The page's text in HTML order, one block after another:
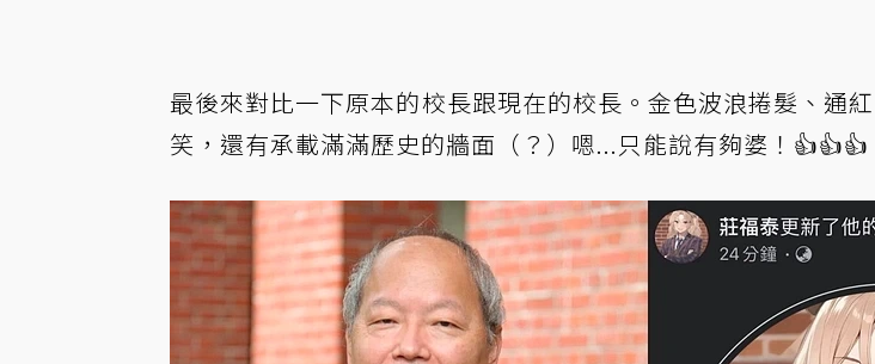
最後來對比一下原本的校長跟現在的校長。金色波浪捲髮、通
笑，還有承載滿滿歷史的牆面（？）嗯...只能說有夠婆！👍👍👍